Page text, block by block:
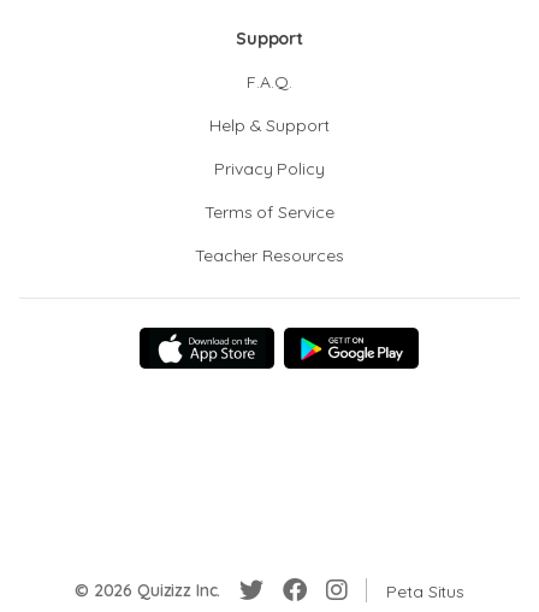
Support
F.A.Q.
Help & Support
Privacy Policy
Terms of Service
Teacher Resources
© 2026 Quizizz Inc. Peta Situs